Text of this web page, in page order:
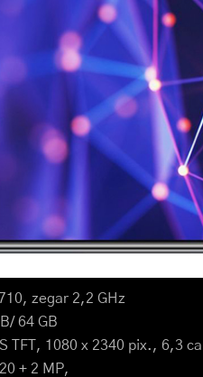
zegar 2,2 GHz
64 GB
TFT, 1080 x 2340 pix., 6,3
+ 2 MP,